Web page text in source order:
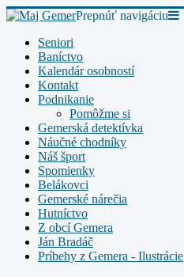
Prepnúť navigáciu
Seniori
Baníctvo
Kalendár osobností
Kontakt
Podnikanie
Pomôžme si
Gemerská detektívka
Náučné chodníky
Náš šport
Spomienky
Belákovci
Gemerské nárečia
Hutníctvo
Z obcí Gemera
Ján Bradáč
Príbehy z Gemera - Ilustrácie